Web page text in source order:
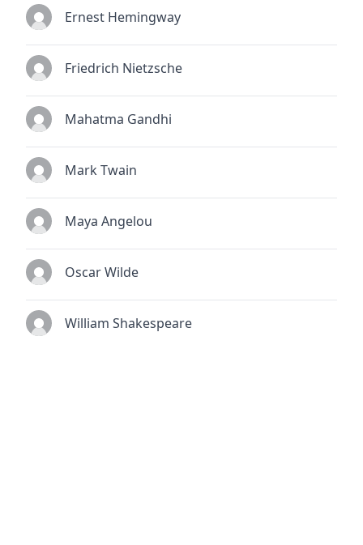
Ernest Hemingway
Friedrich Nietzsche
Mahatma Gandhi
Mark Twain
Maya Angelou
Oscar Wilde
William Shakespeare